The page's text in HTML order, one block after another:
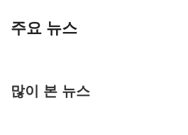
주요 뉴스
많이 본 뉴스